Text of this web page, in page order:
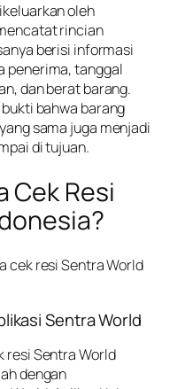
oleh
rincian
berisi informasi
penerima, tanggal
dan berat barang.
bahwa barang
sama juga menjadi
di tujuan.
Cek Resi
cek resi Sentra World
Sentra World
resi Sentra World
dengan